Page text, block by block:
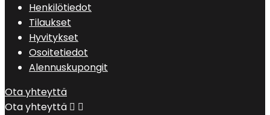
Henkilötiedot
Tilaukset
Hyvitykset
Osoitetiedot
Alennuskupongit
Ota yhteyttä
Ota yhteyttä  